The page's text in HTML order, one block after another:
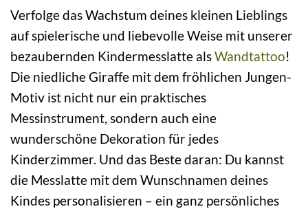
Verfolge das Wachstum deines kleinen Lieblings
auf spielerische und liebevolle Weise mit unserer
bezaubernden Kindermesslatte alsWandtattoo!
Die niedliche Giraffe mit dem fröhlichen Jungen-
Motiv ist nicht nur ein praktisches
Messinstrument, sondern auch eine
wunderschöne Dekoration für jedes
Kinderzimmer. Und das Beste daran: Du kannst
die Messlatte mit dem Wunschnamen deines
Kindes personalisieren – ein ganz persönliches